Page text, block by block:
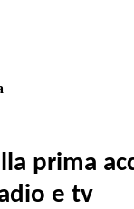
prima
e tv